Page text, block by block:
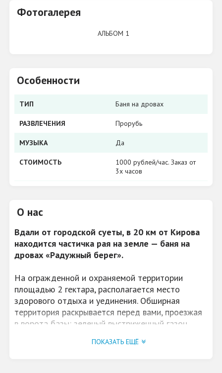
О нас
Вдали от городской суеты, в 20 км от Кирова
находится частичка рая на земле — баня на
дровах «Радужный берег».
На огражденной и охраняемой территории
площадью 2 гектара, располагается место
здорового отдыха и уединения. Обширная
территория раскрывается перед вами, проезжая
в ворота базы: зеленый выстриженный газон,
ПОКАЗАТЬ ЕЩЁ
Особенности
ТИП Баня на дровах
РАЗВЛЕЧЕНИЯ Прорубь
МУЗЫКА Да
СТОИМОСТЬ
1000 рублей/час. Заказ от
3х часов
Фотогалерея
АЛЬБОМ 1